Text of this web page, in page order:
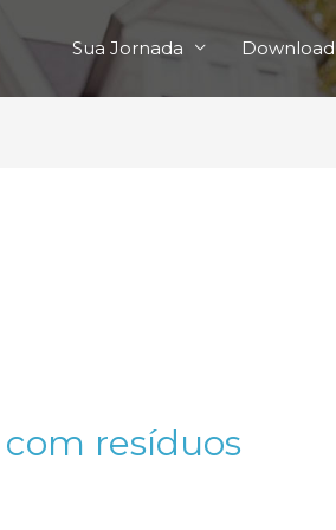
Sua Jornada Download
resíduos